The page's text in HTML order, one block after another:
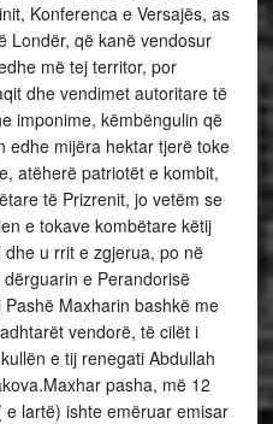
Konferenca e Versajës, as
Londër, që kanë vendosur
më tej territor, por
dhe vendimet autoritare të
imponime, këmbëngulin që
edhe mijëra hektar tjerë toke
atëherë patriotët e kombit,
të Prizrenit, jo vetëm se
e tokave kombëtare këtij
u rrit e zgjerua, po në
e Perandorisë
Maxharin bashkë me
vendorë, të cilët i
e tij renegati Abdullah
pasha, më 12
lartë) ishte emëruar emisar